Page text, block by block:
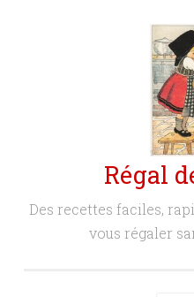
Régal
Des recettes faciles,
vous régaler